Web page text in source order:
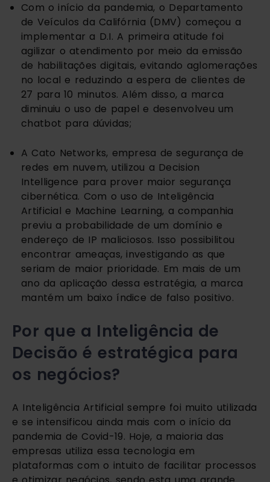
Com o início da pandemia, o Departamento
de Veículos da Califórnia (DMV) começou a
implementar a D.I. A primeira atitude foi
agilizar o atendimento por meio da emissão
de habilitações digitais, evitando aglomerações
no local e reduzindo a espera de clientes de
27 para 10 minutos. Além disso, a marca
diminuiu o uso de papel e desenvolveu um
chatbot para dúvidas;
A Cato Networks, empresa de segurança de
redes em nuvem, utilizou a Decision
Intelligence para prover maior segurança
cibernética. Com o uso de Inteligência
Artificial e Machine Learning, a companhia
previu a probabilidade de um domínio e
endereço de IP maliciosos. Isso possibilitou
encontrar ameaças, investigando as que
seriam de maior prioridade. Em mais de um
ano da aplicação dessa estratégia, a marca
mantém um baixo índice de falso positivo.
Por que a Inteligência de
Decisão é estratégica para
os negócios?
A Inteligência Artificial sempre foi muito utilizada
e se intensificou ainda mais com o início da
pandemia de Covid-19. Hoje, a maioria das
empresas utiliza essa tecnologia em
plataformas com o intuito de facilitar processos